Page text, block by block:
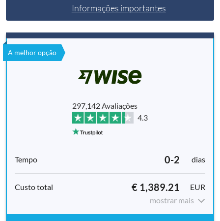
Informações importantes
A melhor opção
297,142 Avaliações
4.3
0-2 dias
€ 1,389.21
EUR
mostrar mais